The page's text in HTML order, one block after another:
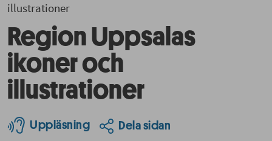
illustrationer
Region Uppsalas
ikoner och
illustrationer
Uppläsning Dela sidan